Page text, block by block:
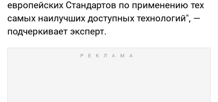
европейских Стандартов по применению тех
самых наилучших доступных технологий", —
подчеркивает эксперт.